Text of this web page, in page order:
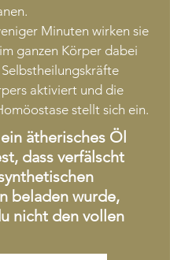
Minuten wirken sie
ganzen Körper dabei
aktiviert und die
stellt sich ein.
ätherisches Öl
dass verfälscht
beladen wurde,
nicht den vollen